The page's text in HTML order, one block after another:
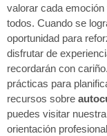
valorar cada
todos. Cuando se
oportunidad para
disfrutar de
recordarán con
prácticas para
recursos sobre
puedes visitar
orientación